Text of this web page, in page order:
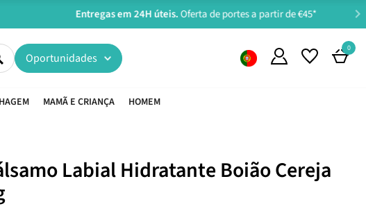
Oportunidades
0
MAMÃ E CRIANÇA HOMEM
Labial Hidratante Boião Cereja